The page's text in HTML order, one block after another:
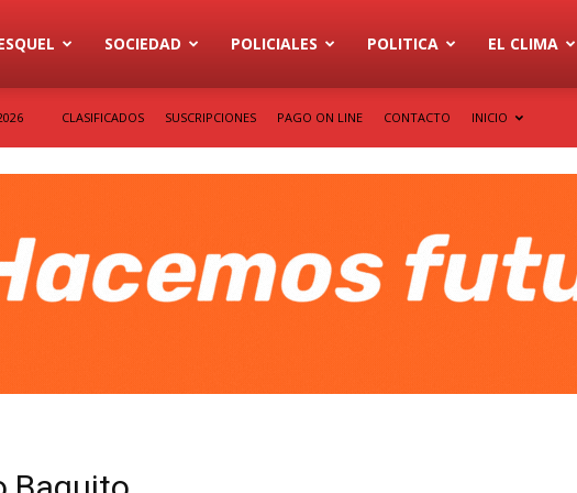
SOCIEDAD POLICIALES POLITICA EL CLIMA
CLASIFICADOS SUSCRIPCIONES PAGO ON LINE CONTACTO INICIO